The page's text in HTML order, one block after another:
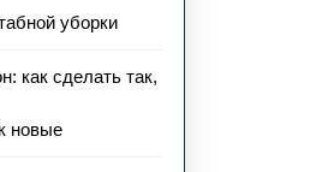
уборки
как сделать так,
новые